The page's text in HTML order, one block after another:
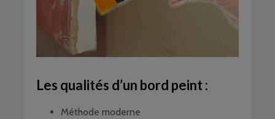
Les qualités d’un bord peint :
Méthode moderne